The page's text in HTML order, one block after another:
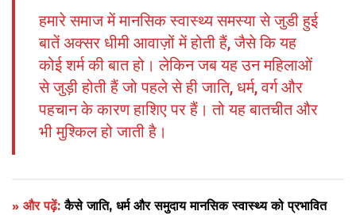
हमारे समाज में मानसिक स्वास्थ्य समस्या से जुडी हुई
बातें अक्सर धीमी आवाज़ों में होती हैं, जैसे कि यह
कोई शर्म की बात हो। लेकिन जब यह उन महिलाओं
से जुड़ी होती हैं जो पहले से ही जाति, धर्म, वर्ग और
पहचान के कारण हाशिए पर हैं। तो यह बातचीत और
भी मुश्किल हो जाती है।
» और पढ़ें:कैसे जाति, धर्म और समुदाय मानसिक स्वास्थ्य को प्रभावित